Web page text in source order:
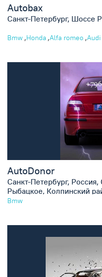
Autobax
Санкт-Петербург, Шоссе
Bmw ,Honda ,Alfa romeo ,Audi
AutoDonor
Санкт-Петербург, Россия,
Рыбацкое, Колпинский
Петро-Славянка, дорога
Bmw